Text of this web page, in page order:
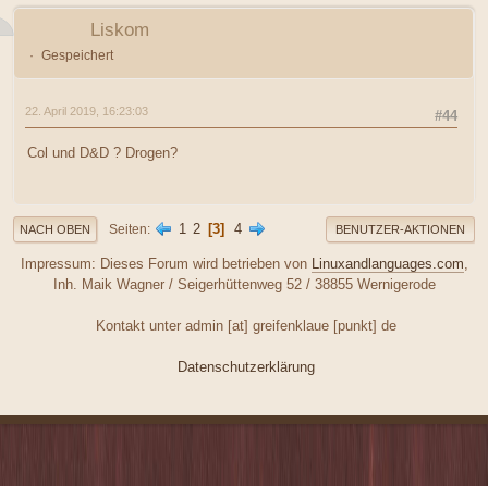
Liskom
Gespeichert
#44
22. April 2019, 16:23:03
Col und D&D ? Drogen?
NACH OBEN Seiten 1 2 3 4 BENUTZER-AKTIONEN
Impressum: Dieses Forum wird betrieben von Linuxandlanguages.com,
Inh. Maik Wagner / Seigerhüttenweg 52 / 38855 Wernigerode
Kontakt unter admin [at] greifenklaue [punkt] de
Datenschutzerklärung